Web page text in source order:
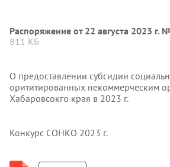
Распоряжение от 22 августа 2023 г.
811 КБ
О предоставлении субсидии
орититированных некоммерческим
Хабаровсокго края в 2023 г.
Конкурс СОНКО 2023 г.